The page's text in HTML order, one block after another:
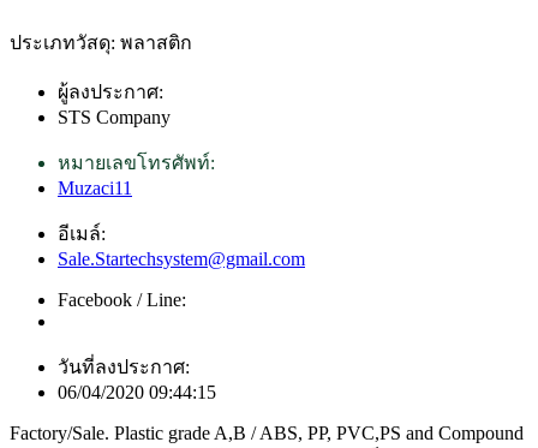
ประเภทวัสดุ: พลาสติก
ผู้ลงประกาศ:
STS Company
หมายเลขโทรศัพท์:
Muzaci11
อีเมล์:
Sale.Startechsystem@gmail.com
Facebook / Line:
วันที่ลงประกาศ:
06/04/2020 09:44:15
Factory/Sale. Plastic grade A,B / ABS, PP, PVC,PS and Compound